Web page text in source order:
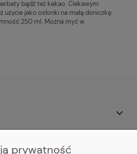
bądź też kakao. Ciekawym
użycie jako osłonki na małą doniczkę.
250 ml. Można myć w
prywatność